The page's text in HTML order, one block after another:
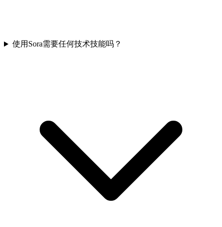
使用Sora需要任何技术技能吗？